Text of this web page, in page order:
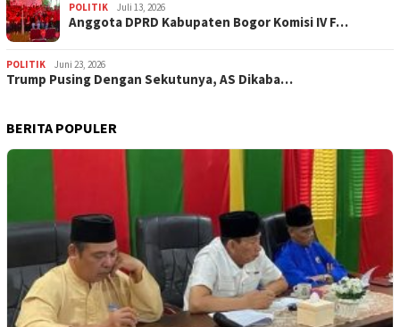
POLITIK Juli 13, 2026
Anggota DPRD Kabupaten Bogor Komisi IV F…
POLITIK Juni 23, 2026
Trump Pusing Dengan Sekutunya, AS Dikaba…
BERITA POPULER